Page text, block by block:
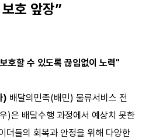
호 앞장”
호할 수 있도록 끊임없이 노력"
) 배달의민족(배민) 물류서비스 전
)은 배달수행 과정에서 예상치 못한
더들의 회복과 안정을 위해 다양한